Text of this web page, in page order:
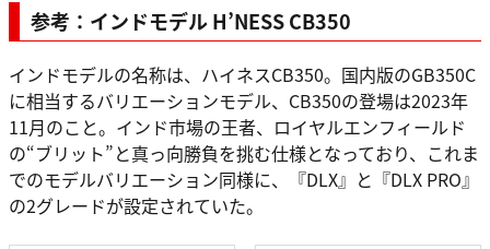
参考：インドモデル H’NESS CB350
インドモデルの名称は、ハイネスCB350。国内版のGB350C
に相当するバリエーションモデル、CB350の登場は2023年
11月のこと。インド市場の王者、ロイヤルエンフィールド
の“ブリット”と真っ向勝負を挑む仕様となっており、これま
でのモデルバリエーション同様に、『DLX』と『DLX PRO』
の2グレードが設定されていた。